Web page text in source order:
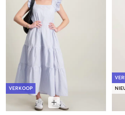
VERKOOP